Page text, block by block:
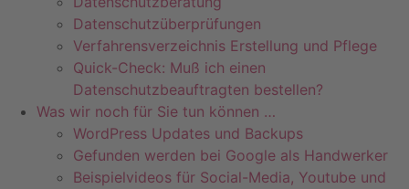
Datenschutzüberprüfungen
Verfahrensverzeichnis Erstellung und Pflege
Quick-Check: Muß ich einen
Datenschutzbeauftragten bestellen?
Was wir noch für Sie tun können …
WordPress Updates und Backups
Gefunden werden bei Google als Handwerker
Beispielvideos für Social-Media, Youtube und